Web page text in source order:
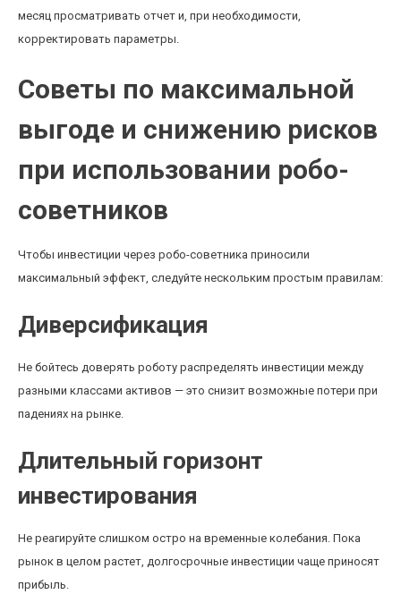
месяц просматривать отчет и, при необходимости,
корректировать параметры.
Советы по максимальной
выгоде и снижению рисков
при использовании робо-
советников
Чтобы инвестиции через робо-советника приносили
максимальный эффект, следуйте нескольким простым правилам:
Диверсификация
Не бойтесь доверять роботу распределять инвестиции между
разными классами активов — это снизит возможные потери при
падениях на рынке.
Длительный горизонт
инвестирования
Не реагируйте слишком остро на временные колебания. Пока
рынок в целом растет, долгосрочные инвестиции чаще приносят
прибыль.